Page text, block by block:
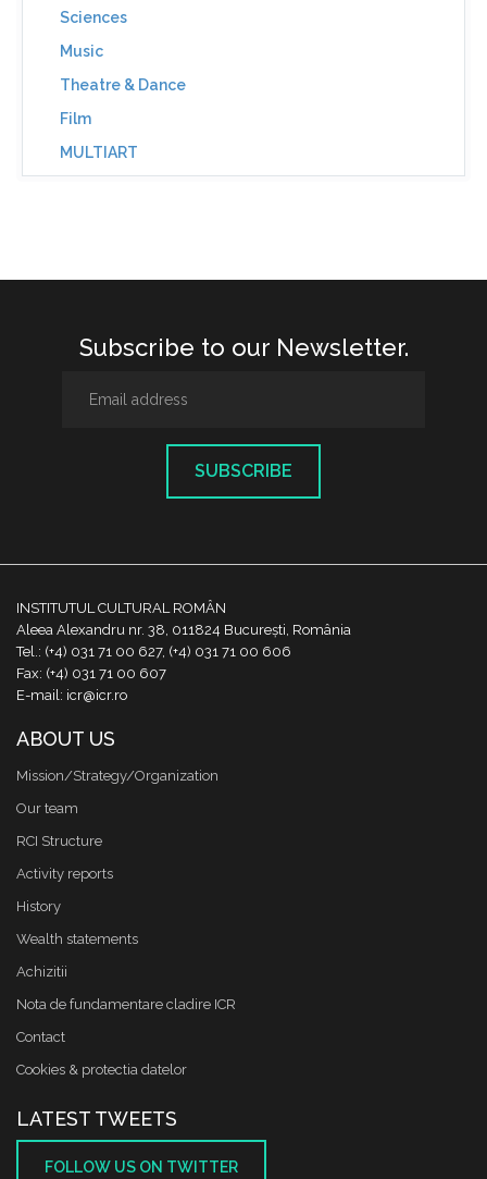
Sciences
Music
Theatre & Dance
Film
MULTIART
Subscribe to our Newsletter.
SUBSCRIBE
INSTITUTUL CULTURAL ROMÂN
Aleea Alexandru nr. 38, 011824 București, România
Tel.: (+4) 031 71 00 627, (+4) 031 71 00 606
Fax: (+4) 031 71 00 607
E-mail: icr@icr.ro
ABOUT US
Mission/Strategy/Organization
Our team
RCI Structure
Activity reports
History
Wealth statements
Achizitii
Nota de fundamentare cladire ICR
Contact
Cookies & protectia datelor
LATEST TWEETS
FOLLOW US ON TWITTER